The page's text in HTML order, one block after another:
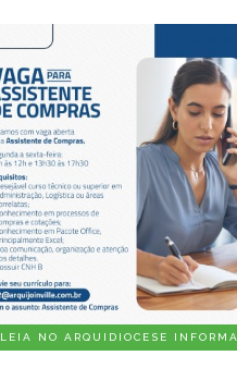
LEIA NO ARQUIDIOCESE INFORMA